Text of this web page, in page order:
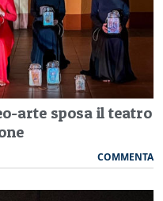
arte sposa il teatro
COMMENTA